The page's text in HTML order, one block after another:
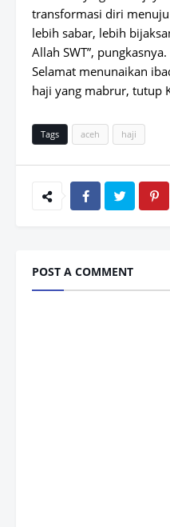
transformasi diri
lebih sabar, lebih
Allah SWT”, pungkasnya.
Selamat menunaikan
haji yang mabrur, tutup
Tags aceh haji
POST A COMMENT